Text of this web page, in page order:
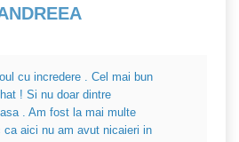
cu incredere . Cel mai bun
! Si nu doar dintre
. Am fost la mai multe
aici nu am avut nicaieri in